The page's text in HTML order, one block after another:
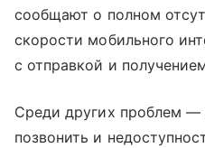
сообщают о полном
скорости мобильного
с отправкой и
Среди других проблем —
позвонить и